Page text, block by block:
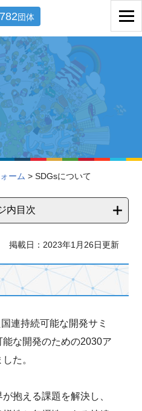
782団体
ーム > SDGsについて
内目次
掲載日：2023年1月26日更新
連持続可能な開発サミ
な開発のための2030ア
た。
抱える課題を解決し、